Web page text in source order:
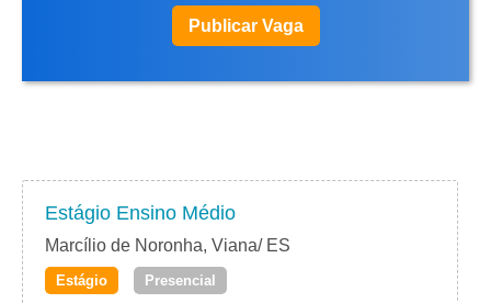
Publicar Vaga
Estágio Ensino Médio
Marcílio de Noronha, Viana/ ES
Estágio Presencial